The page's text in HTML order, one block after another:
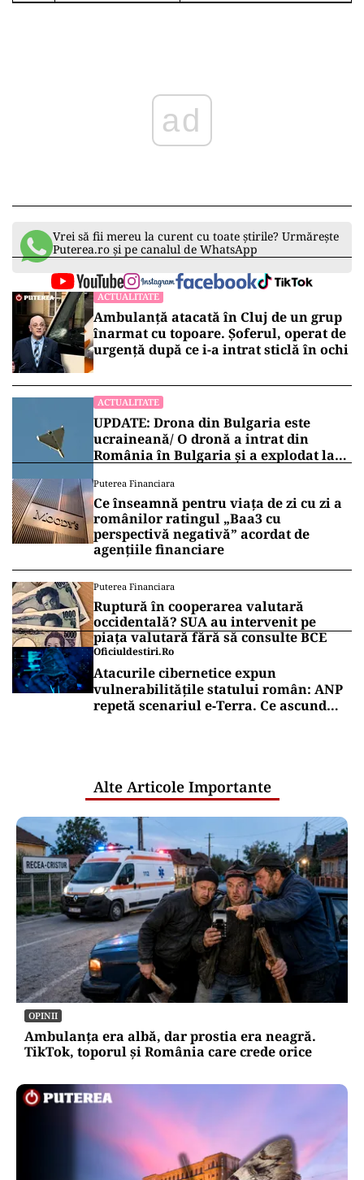
ad
Vrei să fii mereu la curent cu toate știrile? Urmărește
Puterea.ro și pe canalul de WhatsApp
ACTUALITATE
Ambulanță atacată în Cluj de un grup
înarmat cu topoare. Șoferul, operat de
urgență după ce i-a intrat sticlă în ochi
ACTUALITATE
UPDATE: Drona din Bulgaria este
ucraineană/ O dronă a intrat din
România în Bulgaria şi a explodat la
Puterea Financiara
Ce înseamnă pentru viața de zi cu zi a
românilor ratingul „Baa3 cu
perspectivă negativă” acordat de
agențiile financiare
Puterea Financiara
Ruptură în cooperarea valutară
occidentală? SUA au intervenit pe
piața valutară fără să consulte BCE
Oficiuldestiri.ro
Atacurile cibernetice expun
vulnerabilitățile statului român: ANP
repetă scenariul e‑Terra. Ce ascund
Alte Articole Importante
OPINII
Ambulanța era albă, dar prostia era neagră.
TikTok, toporul și România care crede orice